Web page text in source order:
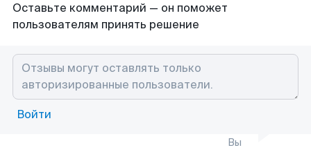
Оставьте комментарий — он поможет
пользователям принять решение
Войти
Вы